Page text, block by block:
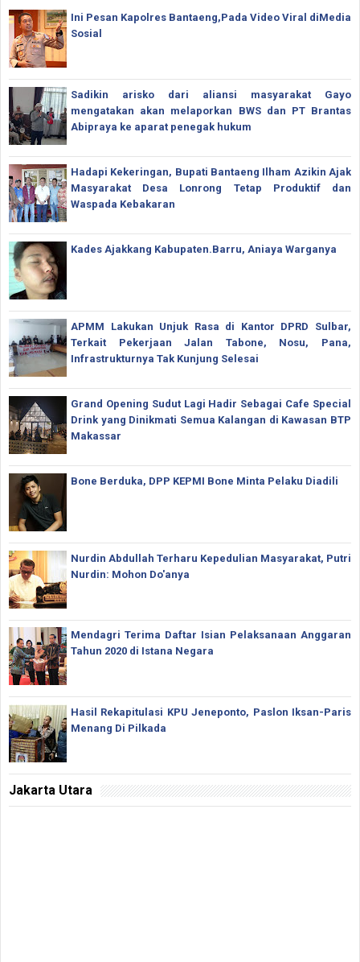
Ini Pesan Kapolres Bantaeng,Pada Video Viral diMedia
Sosial
Sadikin arisko dari aliansi masyarakat Gayo
mengatakan akan melaporkan BWS dan PT Brantas
Abipraya ke aparat penegak hukum
Hadapi Kekeringan, Bupati Bantaeng Ilham Azikin Ajak
Masyarakat Desa Lonrong Tetap Produktif dan
Waspada Kebakaran
Kades Ajakkang Kabupaten.Barru, Aniaya Warganya
APMM Lakukan Unjuk Rasa di Kantor DPRD Sulbar,
Terkait Pekerjaan Jalan Tabone, Nosu, Pana,
Infrastrukturnya Tak Kunjung Selesai
Grand Opening Sudut Lagi Hadir Sebagai Cafe Special
Drink yang Dinikmati Semua Kalangan di Kawasan BTP
Makassar
Bone Berduka, DPP KEPMI Bone Minta Pelaku Diadili
Nurdin Abdullah Terharu Kepedulian Masyarakat, Putri
Nurdin: Mohon Do'anya
Mendagri Terima Daftar Isian Pelaksanaan Anggaran
Tahun 2020 di Istana Negara
Hasil Rekapitulasi KPU Jeneponto, Paslon Iksan-Paris
Menang Di Pilkada
Jakarta Utara